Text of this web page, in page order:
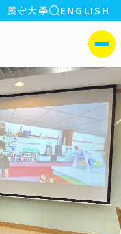
:::
義守大學 全站搜索
ENGLISH
義守大學智慧觀光餐旅
側選單